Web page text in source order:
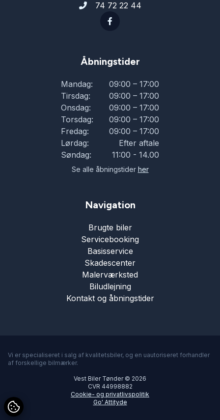
74 72 22 44
Åbningstider
Mandag:
09:00 – 17:00
Tirsdag:
09:00 – 17:00
Onsdag:
09:00 – 17:00
Torsdag:
09:00 – 17:00
Fredag:
09:00 – 17:00
Lørdag:
Efter aftale
Søndag:
11:00 - 14.00
Se alle åbningstider her
Navigation
Brugte biler
Servicebooking
Basisservice
Skadescenter
Malerværksted
Biludlejning
Kontakt og åbningstider
Vi er specialiseret i salg af kvalitetsbiler, og en uautoriseret forhandler
af forskellige bilmærker.
Vest Biler Tønder © 2026
CVR 44998882
Cookie- og privatlivspolitik
Go' Attityde